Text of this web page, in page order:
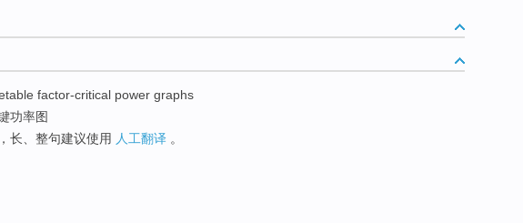
factor-critical power graphs
功率图
长、整句建议使用 人工翻译 。